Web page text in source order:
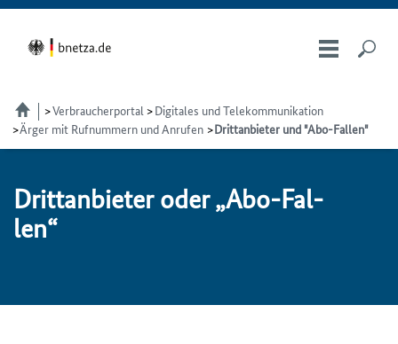
Verbraucherportal
Digitales und Telekommunikation
Ärger mit Rufnummern und Anrufen
Drittanbieter und "Abo-Fallen"
Drit­tan­bie­ter oder „Abo-Fal­
len“